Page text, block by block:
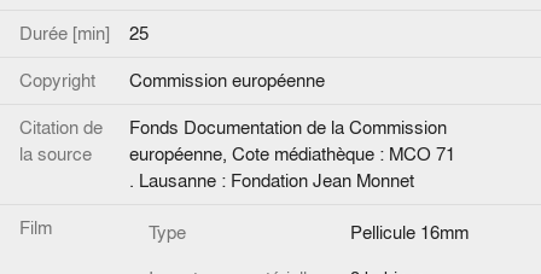
Durée [min]
25
Copyright
Commission européenne
Citation de
la source
Fonds Documentation de la Commission
européenne, Cote médiathèque : MCO 71
. Lausanne : Fondation Jean Monnet
Film
Type
Pellicule 16mm